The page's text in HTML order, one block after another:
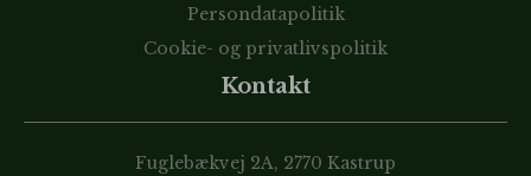
Persondatapolitik
Cookie- og privatlivspolitik
Kontakt
Fuglebækvej 2A, 2770 Kastrup